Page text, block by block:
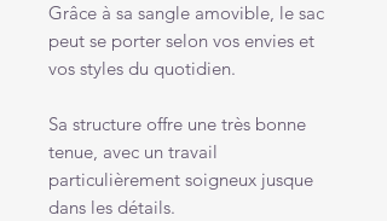
Grâce à sa sangle amovible, le sac
peut se porter selon vos envies et
vos styles du quotidien.
Sa structure offre une très bonne
tenue, avec un travail
particulièrement soigneux jusque
dans les détails.